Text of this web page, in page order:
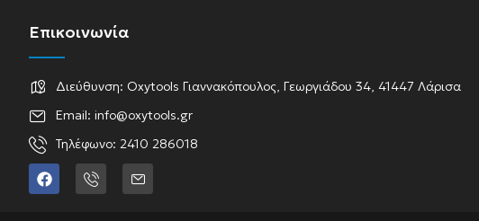
Επικοινωνία
Διεύθυνση: Oxytools Γιαννακόπουλος, Γεωργιάδου 34, 41447 Λάρισα
Email: info@oxytools.gr
Τηλέφωνο: 2410 286018